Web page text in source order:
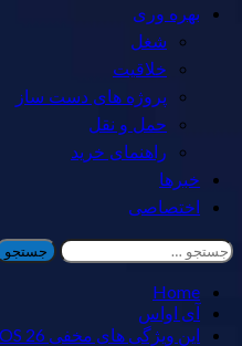
بهره وری
شغل
خلاقیت
پروژه های دست ساز
حمل و نقل
راهنمای خرید
خبرها
اختصاصی
جستجو
برای:
Home
آی اواس
این ویژگی های مخفی iOS 26 حتی بهتر از تیتر است